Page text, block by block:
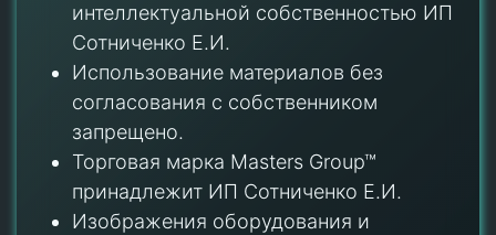
интеллектуальной собственностью ИП
Сотниченко Е.И.
Использование материалов без
согласования с собственником
запрещено.
Торговая марка Masters Group™
принадлежит ИП Сотниченко Е.И.
Изображения оборудования и